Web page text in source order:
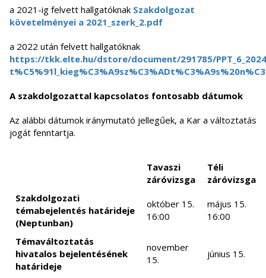
a 2021-ig felvett hallgatóknak Szakdolgozat
követelményei a 2021_szerk_2.pdf
a 2022 után felvett hallgatóknak
https://tkk.elte.hu/dstore/document/291785/
A szakdolgozattal kapcsolatos fontosabb dátumok
Az alábbi dátumok iránymutató jellegűek, a Kar a változtatás
jogát fenntartja.
Tavaszi
záróvizsga
Téli
záróvizsga
Szakdolgozati
témabejelentés határideje
(Neptunban)
október 15.
16:00
május 15.
16:00
Témaváltoztatás
hivatalos bejelentésének
határideje
november
15.
június 15.